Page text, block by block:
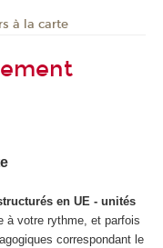
à la carte
en UE - unités
à votre rythme, et parfois
correspondant le